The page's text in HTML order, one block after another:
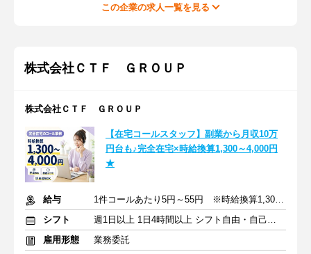
この企業の求人一覧を見る
株式会社ＣＴＦ ＧＲＯＵＰ
株式会社ＣＴＦ ＧＲＯＵＰ
【在宅コールスタッフ】副業から月収10万
円台も♪完全在宅×時給換算1,300～4,000円
★
給与
1件コールあたり5円～55円 ※時給換算1,300円～4,000円
シフト
週1日以上 1日4時間以上 シフト自由・自己申告
雇用形態
業務委託